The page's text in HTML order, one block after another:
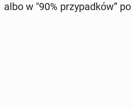
albo w "90% przy­pad­ków”